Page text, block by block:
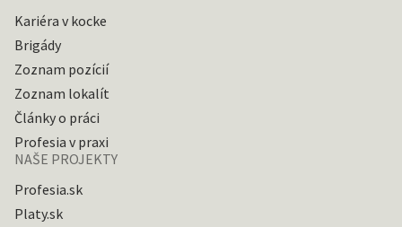
Kariéra v kocke
Brigády
Zoznam pozícií
Zoznam lokalít
Články o práci
Profesia v praxi
NAŠE PROJEKTY
Profesia.sk
Platy.sk